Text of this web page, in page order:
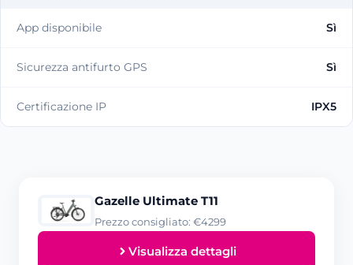
App disponibile Sì
Sicurezza antifurto GPS Sì
Certificazione IP IPX5
Gazelle Ultimate T11
Prezzo consigliato: €4299
Visualizza dettagli